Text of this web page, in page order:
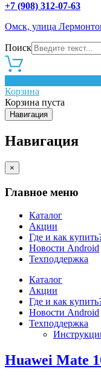
+7 (908) 312-07-63
Омск, улица
Поиск
Корзина
Корзина пуста
Навигация
Навигация
×
Главное меню
Каталог
Акции
Где и как
Новости Android
Техподдержка
Каталог
Акции
Где и как
Новости Android
Техподдержка
Huawei Mate